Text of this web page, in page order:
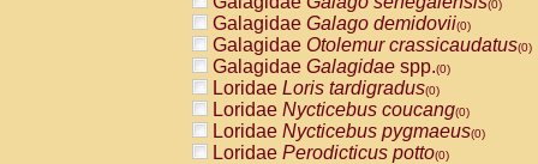
(0)
Galagidae Galago demidovii(0)
Galagidae Otolemur crassicaudatus(0)
Galagidae Galagidae spp.(0)
Loridae Loris tardigradus(0)
Loridae Nycticebus coucang(0)
Loridae Nycticebus pygmaeus(0)
Loridae Perodicticus potto(0)